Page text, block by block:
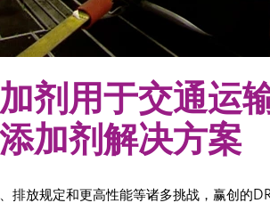
剂用于交通运
加剂解决方案
排放规定和更高性能等诸多挑战，赢创的